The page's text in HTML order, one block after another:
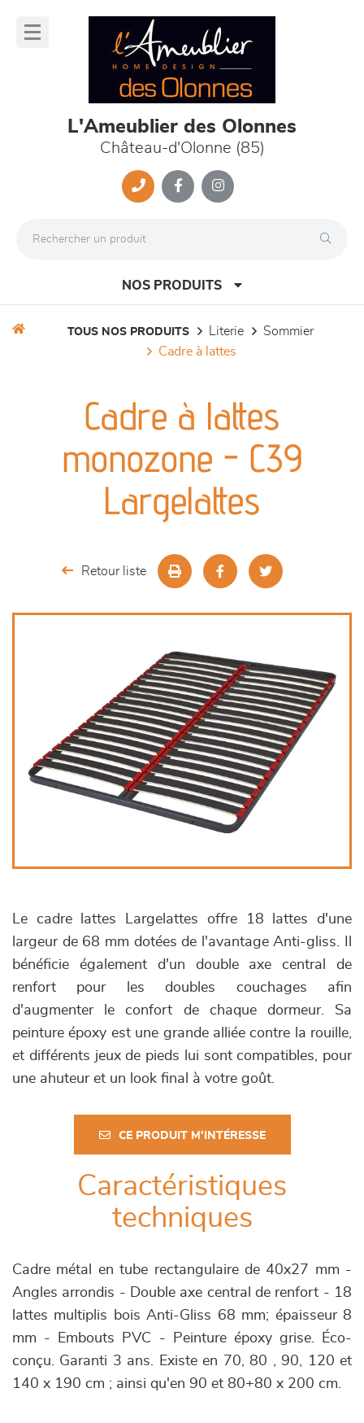
L'Ameublier des Olonnes
Château-d'Olonne (85)
NOS PRODUITS
meubles de complément
chambres et dressing
TOUS NOS PRODUITS literie
sommier
cadre à lattes
Cadre à lattes
monozone - C39
Largelattes
Retour liste
Le cadre lattes Largelattes offre 18 lattes d'une
largeur de 68 mm dotées de l'avantage Anti-gliss. Il
bénéficie également d'un double axe central de
renfort pour les doubles couchages afin
d'augmenter le confort de chaque dormeur. Sa
peinture époxy est une grande alliée contre la rouille,
et différents jeux de pieds lui sont compatibles, pour
une ahuteur et un look final à votre goût.
CE PRODUIT M'INTÉRESSE
Caractéristiques
techniques
Cadre métal en tube rectangulaire de 40x27 mm -
Angles arrondis - Double axe central de renfort - 18
lattes multiplis bois Anti-Gliss 68 mm; épaisseur 8
mm - Embouts PVC - Peinture époxy grise. Éco-
conçu. Garanti 3 ans. Existe en 70, 80 , 90, 120 et
140 x 190 cm ; ainsi qu'en 90 et 80+80 x 200 cm.